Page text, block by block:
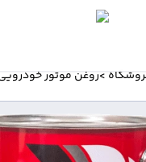
>روغن موتور خودرویی